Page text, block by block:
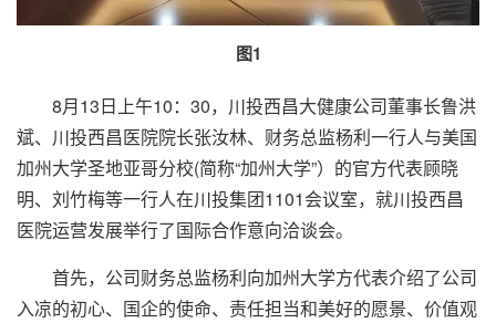
图1
8月13日上午10：30，川投西昌大健康公司董事长鲁洪
斌、川投西昌医院院长张汝林、财务总监杨利一行人与美国
加州大学圣地亚哥分校(简称“加州大学”）的官方代表顾晓
明、刘竹梅等一行人在川投集团1101会议室，就川投西昌
医院运营发展举行了国际合作意向洽谈会。
首先，公司财务总监杨利向加州大学方代表介绍了公司
入凉的初心、国企的使命、责任担当和美好的愿景、价值观